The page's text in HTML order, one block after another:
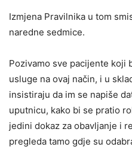
Izmjena Pravilnika u tom
naredne sedmice.
Pozivamo sve pacijente koji
usluge na ovaj način, i u
insistiraju da im se napiše
uputnicu, kako bi se pratio
jedini dokaz za obavljanje i
pregleda tamo gdje su